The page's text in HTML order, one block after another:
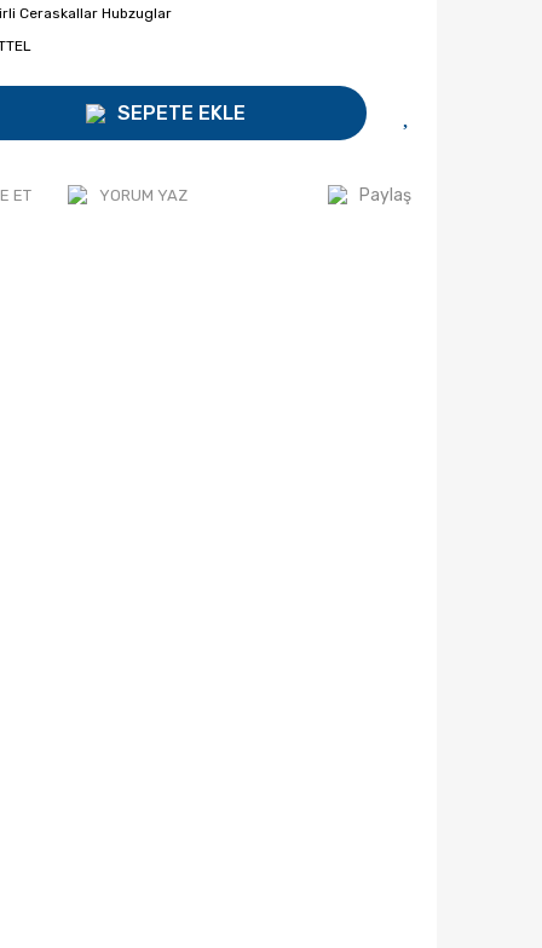
Ceraskallar Hubzuglar
SEPETE EKLE
ET YORUM YAZ Paylaş